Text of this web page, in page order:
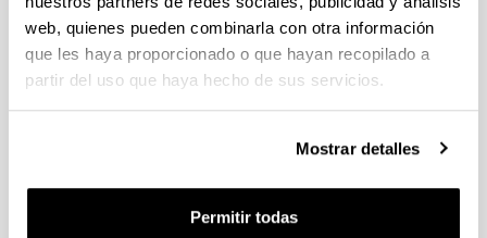
web, quienes pueden combinarla con otra información
que les haya proporcionado o que hayan recopilado a
partir del uso que haya hecho de sus servicios.
Mostrar detalles
Permitir todas